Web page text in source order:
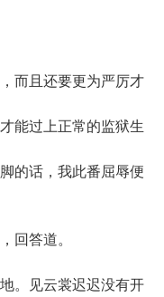
而且还要更为严厉才
能过上正常的监狱生
的话，我此番屈辱便
回答道。
。见云裳迟迟没有开